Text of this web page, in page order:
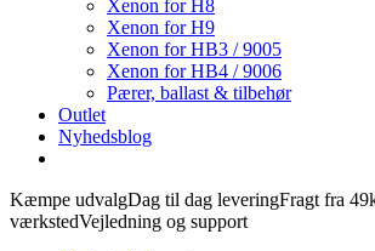
Xenon for H8
Xenon for H9
Xenon for HB3 / 9005
Xenon for HB4 / 9006
Pærer, ballast & tilbehør
Outlet
Nyhedsblog
Kæmpe udvalgDag til dag leveringFragt fra
værkstedVejledning og support